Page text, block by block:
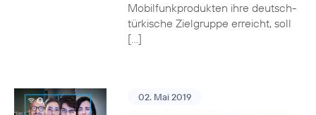
Mobilfunkprodukten ihre deutsch-
türkische Zielgruppe erreicht, soll
[…]
02. Mai 2019